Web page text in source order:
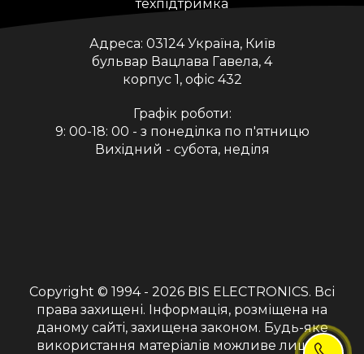
техпідтримка
Адреса: 03124 Україна, Київ
бульвар Вацлава Гавела, 4
корпус 1, офіс 432
Графік роботи:
9: 00-18: 00 - з понеділка по п'ятницю
Вихідний - субота, неділя
Copyright © 1994 - 2026 BIS ELECTRONICS. Всі
права захищені. Інформація, розміщена на
даному сайті, захищена законом. Будь-яке
використання матеріалів можливе лише з